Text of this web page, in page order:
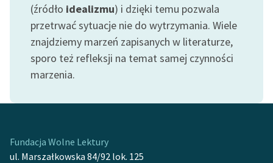
Odkurzamy bohaterów
Szkoła Poezji Wolnych
O nas
Kontakt
Zespół
(źródło idealizmu) i dzięki temu pozwala
przetrwać sytuacje nie do wytrzymania. Wiele
znajdziemy marzeń zapisanych w literaturze,
sporo też refleksji na temat samej czynności
marzenia.
Fundacja Wolne Lektury
ul. Marszałkowska 84/92 lok. 125